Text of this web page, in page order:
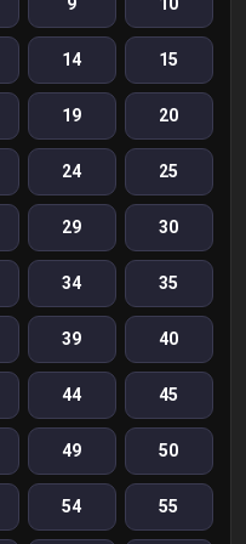
14 15
19 20
24 25
29 30
34 35
39 40
44 45
49 50
54 55